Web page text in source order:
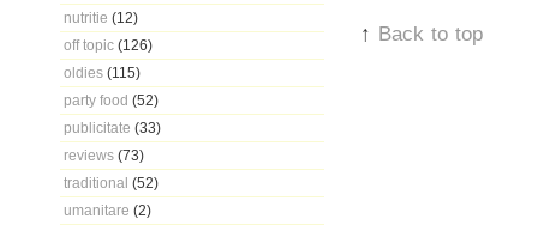
nutritie (12)
off topic (126)
oldies (115)
party food (52)
publicitate (33)
reviews (73)
traditional (52)
umanitare (2)
↑ Back to top